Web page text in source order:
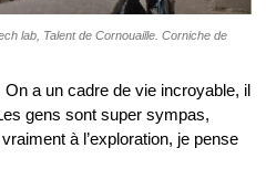
lab, Talent de Cornouaille. Corniche de
a un cadre de vie incroyable, il
gens sont super sympas,
à l’exploration, je pense